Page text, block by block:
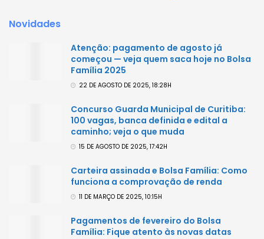
Novidades
Atenção: pagamento de agosto já
começou — veja quem saca hoje no Bolsa
Família 2025
22 DE AGOSTO DE 2025, 18:28H
Concurso Guarda Municipal de Curitiba:
100 vagas, banca definida e edital a
caminho; veja o que muda
15 DE AGOSTO DE 2025, 17:42H
Carteira assinada e Bolsa Família: Como
funciona a comprovação de renda
11 DE MARÇO DE 2025, 10:15H
Pagamentos de fevereiro do Bolsa
Família: Fique atento às novas datas